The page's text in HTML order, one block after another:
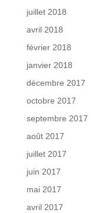
juillet 2018
avril 2018
février 2018
janvier 2018
décembre 2017
octobre 2017
septembre 2017
août 2017
juillet 2017
juin 2017
mai 2017
avril 2017